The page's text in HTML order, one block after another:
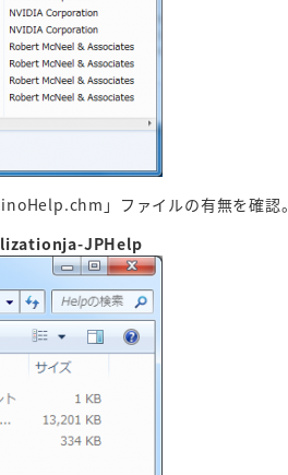
」ファイルの有無を確認。
JPHelp